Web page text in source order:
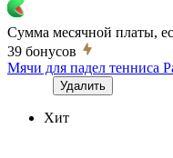
Сумма месячной платы,
39 бонусов
Мячи для падел тенниса
Удалить
Хит